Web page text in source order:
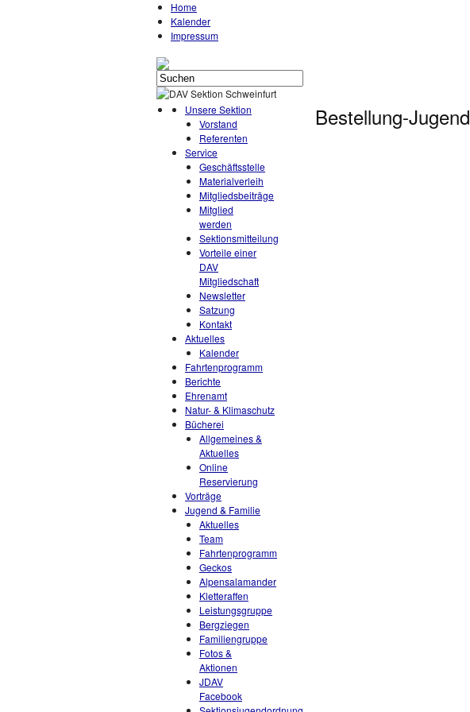
Home
Kalender
Impressum
Unsere Sektion
Vorstand
Referenten
Service
Geschäftsstelle
Materialverleih
Mitgliedsbeiträge
Mitglied
werden
Sektionsmitteilung
Vorteile einer
DAV
Mitgliedschaft
Newsletter
Satzung
Kontakt
Aktuelles
Kalender
Fahrtenprogramm
Berichte
Ehrenamt
Natur- & Klimaschutz
Bücherei
Allgemeines &
Aktuelles
Online
Reservierung
Vorträge
Jugend & Familie
Aktuelles
Team
Fahrtenprogramm
Geckos
Alpensalamander
Kletteraffen
Leistungsgruppe
Bergziegen
Familiengruppe
Fotos &
Aktionen
JDAV
Facebook
Bestellung-Jugend